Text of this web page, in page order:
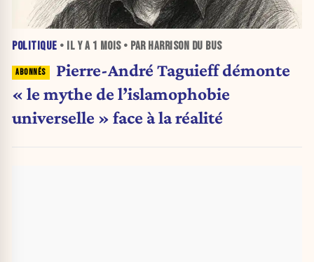
POLITIQUE • IL Y A 1 MOIS• PAR HARRISON DU BUS
Pierre-André Taguieff démonte
« le mythe de l’islamophobie
universelle » face à la réalité